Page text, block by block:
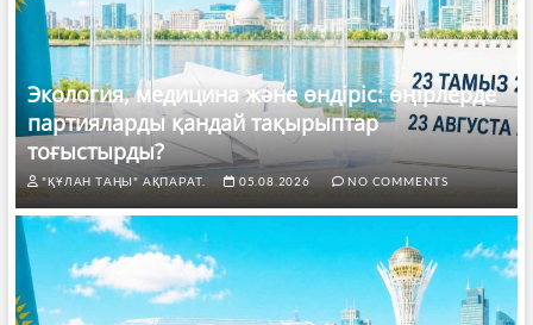
Экология, медицина және өндіріс: өңірлерде
партияларды қандай тақырыптар
тоғыстырды?
"ҚҰЛАН ТАҢЫ" АҚПАРАТ. 05.08.2026 NO COMMENTS